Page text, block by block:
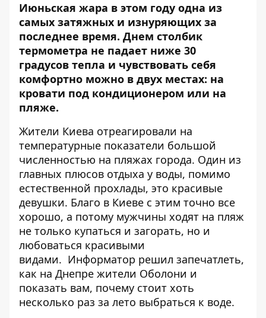
Июньская жара в этом году одна из
самых затяжных и изнуряющих за
последнее время. Днем столбик
термометра не падает ниже 30
градусов тепла и чувствовать себя
комфортно можно в двух местах: на
кровати под кондиционером или на
пляже.
Жители Киева отреагировали на
температурные показатели большой
численностью на пляжах города. Один из
главных плюсов отдыха у воды, помимо
естественной прохлады, это красивые
девушки. Благо в Киеве с этим точно все
хорошо, а потому мужчины ходят на пляж
не только купаться и загорать, но и
любоваться красивыми
видами. Информатор решил запечатлеть,
как на Днепре жители Оболони и
показать вам, почему стоит хоть
несколько раз за лето выбраться к воде.